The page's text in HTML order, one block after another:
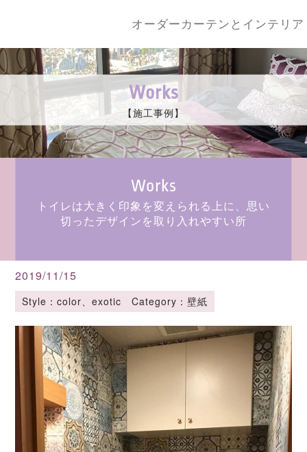
オーダーカーテンとインテリア
Works
【施工事例】
Works
トイレは大きく印象を変えられる上に、思い
切ったデザインを取り入れやすい所
2019/11/15
Style：color、exotic Category：壁紙